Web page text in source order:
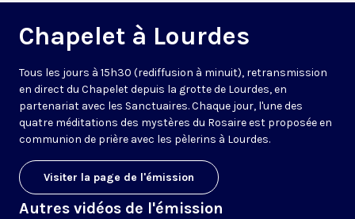
Chapelet à Lourdes
Tous les jours à 15h30 (rediffusion à minuit), retransmission
en direct du Chapelet depuis la grotte de Lourdes, en
partenariat avec les Sanctuaires. Chaque jour, l'une des
quatre méditations des mystères du Rosaire est proposée en
communion de prière avec les pèlerins à Lourdes.
Visiter la page de l'émission
Autres vidéos de l'émission